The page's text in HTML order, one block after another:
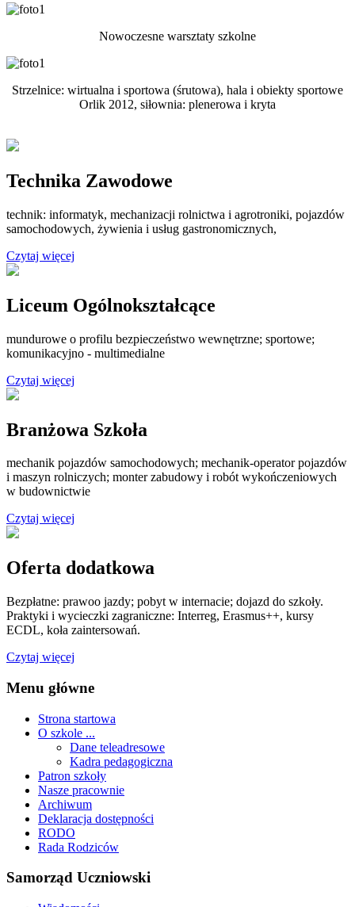
Nowoczesne warsztaty szkolne
Strzelnice: wirtualna i sportowa (śrutowa), hala i obiekty sportowe
Orlik 2012, siłownia: plenerowa i kryta
Technika Zawodowe
technik: informatyk, mechanizacji rolnictwa i agrotroniki, pojazdów
samochodowych, żywienia i usług gastronomicznych,
Czytaj więcej
Liceum Ogólnokształcące
mundurowe o profilu bezpieczeństwo wewnętrzne; sportowe;
komunikacyjno - multimedialne
Czytaj więcej
Branżowa Szkoła
mechanik pojazdów samochodowych; mechanik-operator pojazdów
i maszyn rolniczych; monter zabudowy i robót wykończeniowych
w budownictwie
Czytaj więcej
Oferta dodatkowa
Bezpłatne: prawoo jazdy; pobyt w internacie; dojazd do szkoły.
Praktyki i wycieczki zagraniczne: Interreg, Erasmus++, kursy
ECDL, koła zaintersowań.
Czytaj więcej
Menu główne
Strona startowa
O szkole ...
Dane teleadresowe
Kadra pedagogiczna
Patron szkoły
Nasze pracownie
Archiwum
Deklaracja dostępności
RODO
Rada Rodziców
Samorząd Uczniowski